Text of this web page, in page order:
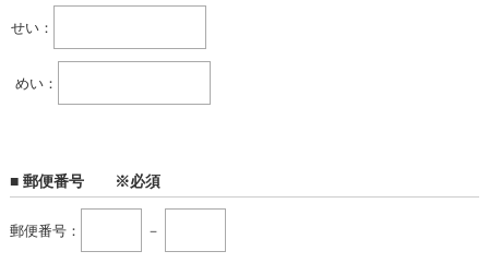
せい：
めい：
■ 郵便番号 ※必須
郵便番号： －